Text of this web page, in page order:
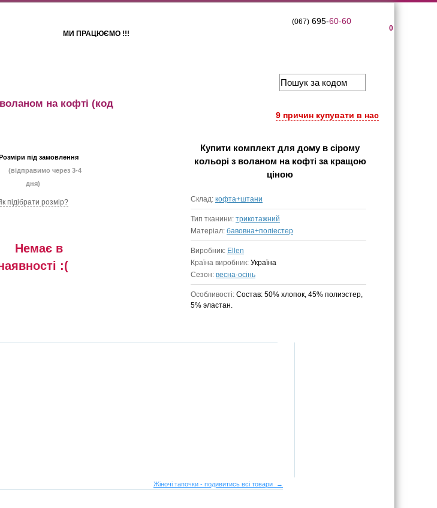
МИ ПРАЦЮЄМО !!!
0
(067)695-60-60
9 причин купувати в нас
на кофті (код
під замовлення
(відправимо через 3-4
дня)
підібрати розмір?
Немає в
:(
Купити комплект для дому в сірому
кольорі з воланом на кофтіза кращою
ціною
Склад: кофта+штани
Тип тканини: трикотажний
Матеріал: бавовна+поліестер
Виробник: Ellen
Країна виробник: Україна
Сезон: весна-осінь
Особливості: Состав: 50% хлопок, 45% полиэстер,
5% эластан.
Жіночі тапочки - подивитись всі товари →